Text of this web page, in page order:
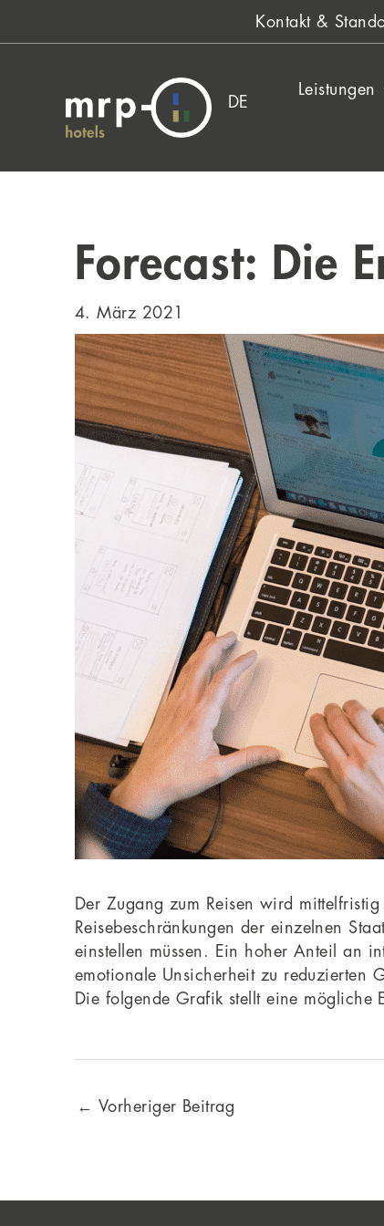
Kontakt &
DE
Leistungen
Forecast: Die
4. März 2021
Der Zugang zum Reisen wird
Reisebeschränkungen der einzelnen
einstellen müssen. Ein hoher Anteil an
emotionale Unsicherheit zu reduzierten
Die folgende Grafik stellt eine mögliche
← Vorheriger Beitrag